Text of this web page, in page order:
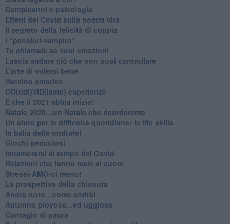
​Compleanni e psicologia
Effetti del Covid sulla nostra vita
Il segreto della felicità di coppia
​I “pensieri-vampiro”
​Tu chiamale se vuoi emozioni
​Lascia andare ciò che non puoi controllare
L’arte di volersi bene
​Vaccino emotivo
CO(ndi)VID(iamo) esperienze
​E che il 2021 abbia inizio!
​Natale 2020…un Natale che ricorderemo
Un aiuto per le difficoltà quotidiane: le life skills
​In balia delle ond(ate)
Giochi pericolosi
Innamorarsi al tempo del Covid
​Relazioni che fanno male al cuore
​Stressi-AMO-ci meno!
​La prospettiva della chiusura
​Andrà tutto…come andrà!
Autunno piovoso...ed uggioso
​Contagio di paura